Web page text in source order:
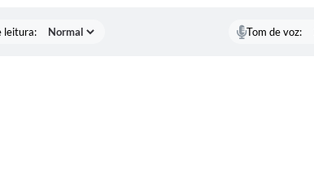
leitura: Tom de voz: